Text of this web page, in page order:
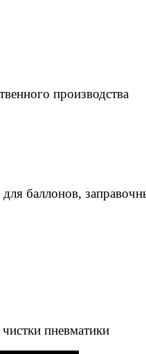
производства
баллонов,
пневматики